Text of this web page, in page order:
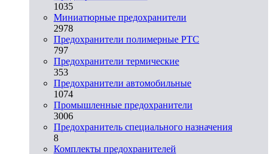
1035
Миниатюрные предохранители
2978
Предохранители полимерные PTC
797
Предохранители термические
353
Предохранители автомобильные
1074
Промышленные предохранители
3006
Предохранитель специального назначения
8
Комплекты предохранителей